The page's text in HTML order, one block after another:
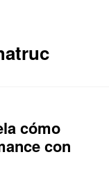
cómo
con